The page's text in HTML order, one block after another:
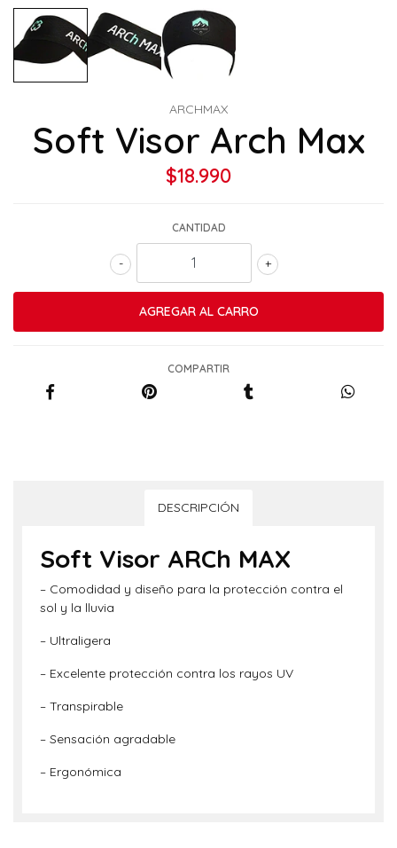
ARCHMAX
Soft Visor Arch Max
$18.990
CANTIDAD
+
-
COMPARTIR
DESCRIPCIÓN
Soft Visor ARCh MAX
– Comodidad y diseño para la protección contra el
sol y la lluvia
– Ultraligera
– Excelente protección contra los rayos UV
– Transpirable
– Sensación agradable
– Ergonómica